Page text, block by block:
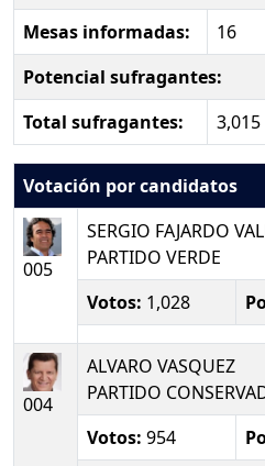
Mesas informadas:
16
Potencial sufragantes:
Total sufragantes:
3,015
Votación por candidatos
005
SERGIO FAJARDO
PARTIDO VERDE
Votos: 1,028
004
ALVARO VASQUEZ
PARTIDO
Votos: 954